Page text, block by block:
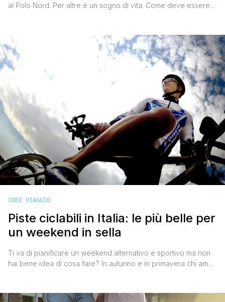
al Polo Nord. Per altre è un sogno di vita. Come deve essere
un'esperienza unica c'è la notte in [']
IDEE VIAGGIO
Piste ciclabili in Italia: le più belle per
un weekend in sella
Ti va di pianificare un weekend alternativo e sportivo ma non
hai bene idea di cosa fare? In autunno e in primavera chi ama
splendido da Nord a Sud e di paesaggi [']